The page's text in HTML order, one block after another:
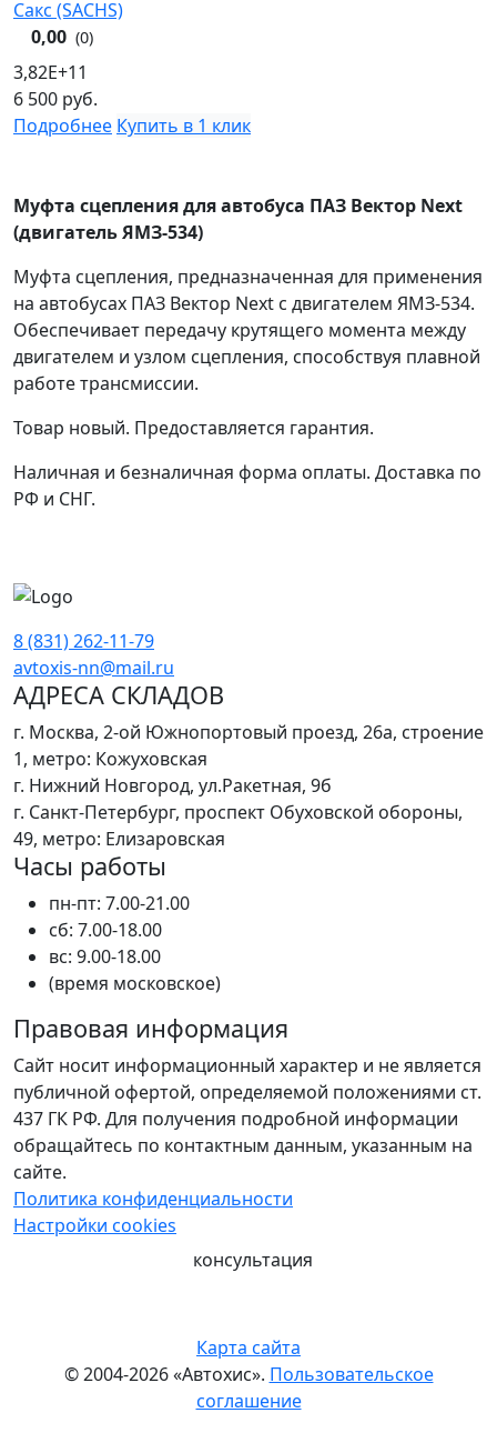
Сакс (SACHS)
0,00 (0)
3,82E+11
6 500 руб.
Подробнее Купить в 1 клик
Муфта сцепления для автобуса ПАЗ Вектор Next
(двигатель ЯМЗ-534)
Муфта сцепления, предназначенная для применения
на автобусах ПАЗ Вектор Next с двигателем ЯМЗ-534.
Обеспечивает передачу крутящего момента между
двигателем и узлом сцепления, способствуя плавной
работе трансмиссии.
Товар новый. Предоставляется гарантия.
Наличная и безналичная форма оплаты. Доставка по
РФ и СНГ.
8 (831) 262-11-79
avtoxis-nn@mail.ru
АДРЕСА СКЛАДОВ
г. Москва, 2-ой Южнопортовый проезд, 26а, строение
1, метро: Кожуховская
г. Нижний Новгород, ул.Ракетная, 9б
г. Санкт-Петербург, проспект Обуховской обороны,
49, метро: Елизаровская
Часы работы
пн-пт: 7.00-21.00
сб: 7.00-18.00
вс: 9.00-18.00
(время московское)
Правовая информация
Сайт носит информационный характер и не является
публичной офертой, определяемой положениями ст.
437 ГК РФ. Для получения подробной информации
обращайтесь по контактным данным, указанным на
сайте.
Политика конфиденциальности
Настройки cookies
консультация
Карта сайта
© 2004-2026 «Автохис». Пользовательское
соглашение